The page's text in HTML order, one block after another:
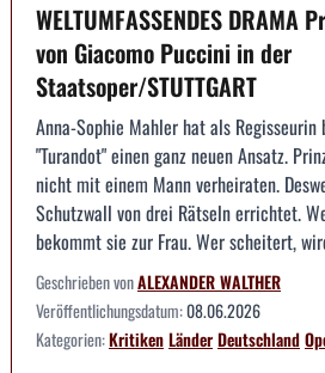
WELTUMFASSENDES DRAMA
von Giacomo Puccini in der
Staatsoper/STUTTGART
Anna-Sophie Mahler hat als
"Turandot" einen ganz neuen Ansatz.
nicht mit einem Mann verheiraten.
Schutzwall von drei Rätseln errichtet.
bekommt sie zur Frau. Wer scheitert,
Geschrieben vonALEXANDER WALTHER
Veröffentlichungsdatum:08.06.2026
Kategorien:KritikenLänderDeutschland